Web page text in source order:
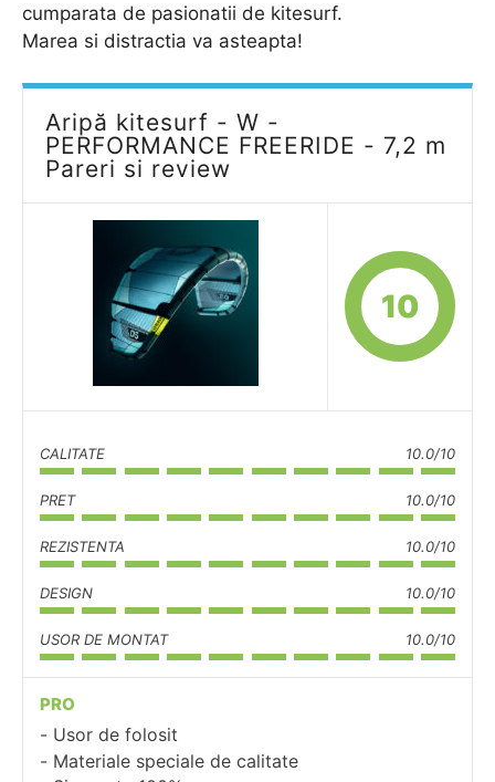
cumparata de pasionatii de kitesurf.
Marea si distractia va asteapta!
Aripă kitesurf - W -
PERFORMANCE FREERIDE - 7,2 m
Pareri si review
10
CALITATE 10.0/10
PRET 10.0/10
REZISTENTA 10.0/10
DESIGN 10.0/10
USOR DE MONTAT 10.0/10
PRO
Usor de folosit
Materiale speciale de calitate